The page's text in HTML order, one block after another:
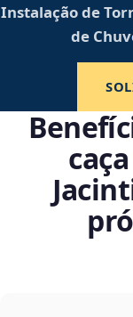
Instalação de
de